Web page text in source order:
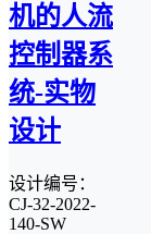
机的人流
控制器系
统-实物
设计
设计编号：
CJ-32-2022-
140-SW